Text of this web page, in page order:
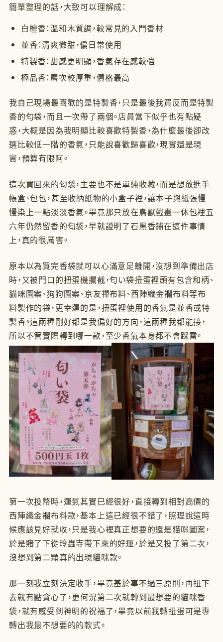
簡單整理的話，大致可以理解成：
白檀香：溫和木質調，較常見的入門香材
並香：清爽微甜，偏日常使用
特製香：甜感更明顯，香氣存在感較強
極品香：層次較厚重，價格最高
我自己現場最喜歡的是特製香，只是最後我買反而是特製
香的匂袋，而且一次帶了兩個。店員當下似乎也有點疑
惑，大概是因為我明顯比較喜歡特製香，為什麼最後卻改
選比較低一階的香氣，只能說喜歡歸喜歡，現實還是現
實，預算有限阿。
這次買回來的匂袋，主要也不是單純收藏，而是想放進手
帳盒、包包，甚至收納紙物的小盒子裡，讓本子與紙張慢
慢染上一點淡淡香氣。畢竟那只放在鳥獸戲畫一休包裡五
六年仍然留香的匂袋，早就證明了石黑香鋪在這件事情
上，真的很厲害。
原本以為買完香袋就可以心滿意足離開，沒想到準備出店
時，又被門口的扭蛋機攔截，匂い袋扭蛋裡頭有包含和柄、
貓咪圖案、狗狗圖案、京友禪布料、西陣織金襴布料等布
料製作的袋，更幸運的是，扭蛋裡使用的香氣是並香或特
製香。這兩種剛好都是我偏好的方向，這兩種我都能接，
所以不管實際轉到哪一款，至少香氣本身都不會踩雷。
第一次投幣時，運氣其實已經很好，直接轉到相對高價的
西陣織金襴布料款，基本上這已經很不錯了，照理說這時
候應該見好就收，只是我心裡真正想要的還是貓咪圖案，
於是賭了下從玲蟲寺帶下來的好運，於是又投了第二次，
沒想到第二顆真的出現貓咪款。
那一刻我立刻決定收手，畢竟基於事不過三原則，再扭下
去就有點貪心了，更何況第二次就轉到最想要的貓咪香
袋，就有感受到神明的祝福了，畢竟以前我轉扭蛋可是專
轉出我最不想要的的款式。